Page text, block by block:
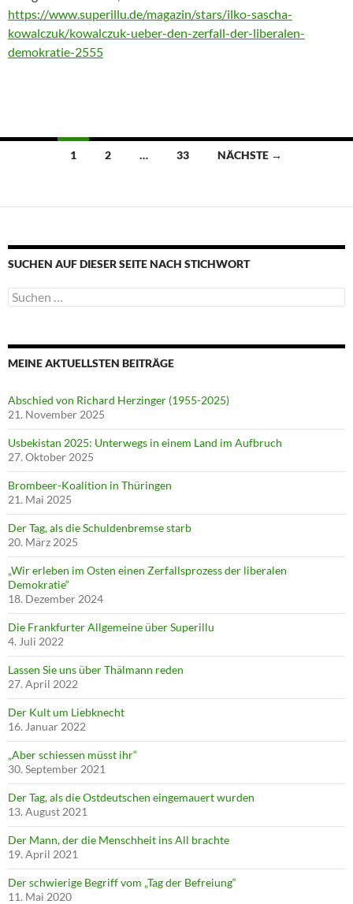
https://www.superillu.de/magazin/stars/ilko-sascha-
kowalczuk/kowalczuk-ueber-den-zerfall-der-liberalen-
demokratie-2555
Beitragsnavigation
1 2 … 33 NÄCHSTE →
SUCHEN AUF DIESER SEITE NACH STICHWORT
Suche
nach:
MEINE AKTUELLSTEN BEITRÄGE
Abschied von Richard Herzinger (1955-2025)
21. November 2025
Usbekistan 2025: Unterwegs in einem Land im Aufbruch
27. Oktober 2025
Brombeer-Koalition in Thüringen
21. Mai 2025
Der Tag, als die Schuldenbremse starb
20. März 2025
„Wir erleben im Osten einen Zerfallsprozess der liberalen
Demokratie“
18. Dezember 2024
Die Frankfurter Allgemeine über Superillu
4. Juli 2022
Lassen Sie uns über Thälmann reden
27. April 2022
Der Kult um Liebknecht
16. Januar 2022
„Aber schiessen müsst ihr“
30. September 2021
Der Tag, als die Ostdeutschen eingemauert wurden
13. August 2021
Der Mann, der die Menschheit ins All brachte
19. April 2021
Der schwierige Begriff vom „Tag der Befreiung“
11. Mai 2020